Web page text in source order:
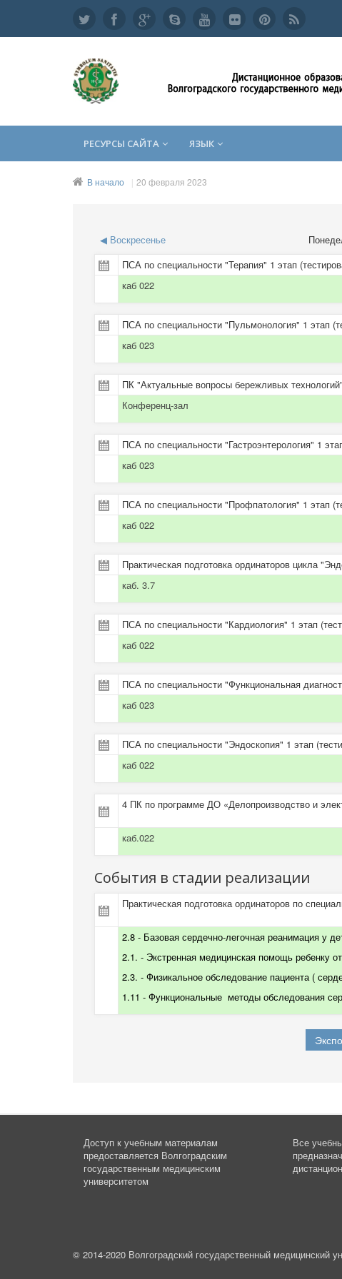
РЕСУРСЫ САЙТА ЯЗЫК
В начало 20 февраля 2023
◀ Воскресенье
ПСА по специальности "Терапия" 1 этап
каб 022
ПСА по специальности "Пульмонология" 1 этап
каб 023
ПК "Актуальные вопросы бережливых технологий"
Конференц-зал
ПСА по специальности "Гастроэнтерология" 1
каб 023
ПСА по специальности "Профпатология" 1 этап
каб 022
Практическая подготовка ординаторов цикла
каб. 3.7
ПСА по специальности "Кардиология" 1 этап
каб 022
ПСА по специальности "Функциональная
каб 023
ПСА по специальности "Эндоскопия" 1 этап
каб 022
4 ПК по программе ДО «Делопроизводство и
каб.022
События в стадии реализации
Практическая подготовка ординаторов по
2.8 - Базовая сердечно-легочная реанимация у
2.1. - Экстренная медицинская помощь ребенку
2.3. - Физикальное обследование пациента (
1.11 - Функциональные методы обследования
Доступ к учебным материалам
предоставляется Волгоградским
государственным медицинским
университетом
Все
© 2014-2020 Волгоградский государственный медицинский